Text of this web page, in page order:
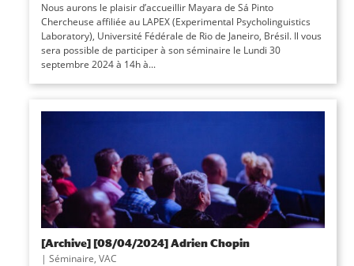
Nous aurons le plaisir d’accueillir Mayara de Sá Pinto
Chercheuse affiliée au LAPEX (Experimental Psycholinguistics
Laboratory), Université Fédérale de Rio de Janeiro, Brésil. Il vous
sera possible de participer à son séminaire le Lundi 30
septembre 2024 à 14h à...
[Archive] [08/04/2024] Adrien Chopin
| Séminaire, VAC